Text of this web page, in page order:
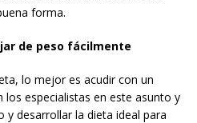
forma.
de peso fácilmente
lo mejor es acudir con un
especialistas en este asunto y
y desarrollar la dieta ideal para